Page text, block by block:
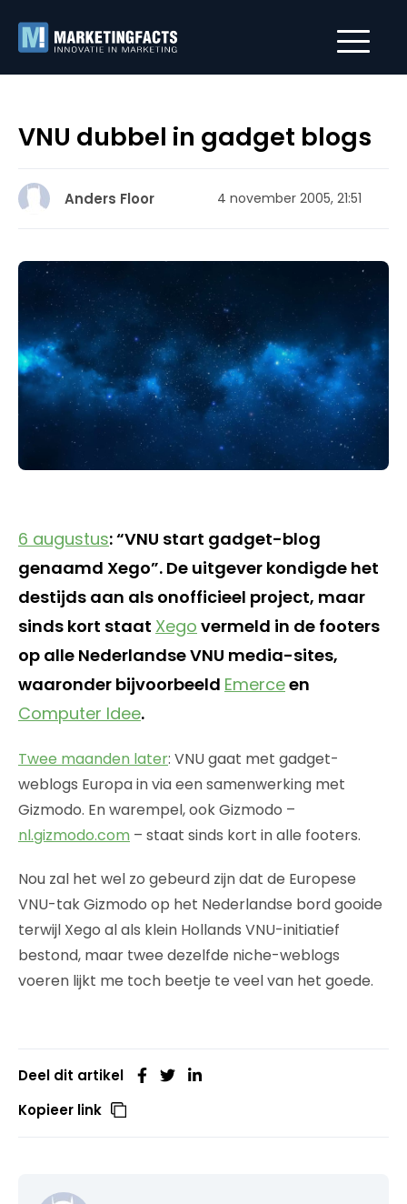
VNU dubbel in gadget blogs
Anders Floor 4 november 2005, 21:51
6 augustus: “VNU start gadget-blog
genaamd Xego”. De uitgever kondigde het
destijds aan als onofficieel project, maar
sinds kort staat Xego vermeld in de footers
op alle Nederlandse VNU media-sites,
waaronder bijvoorbeeld Emerceen
Computer Idee.
Twee maanden later: VNU gaat met gadget-
weblogs Europa in via een samenwerking met
Gizmodo. En warempel, ook Gizmodo –
nl.gizmodo.com – staat sinds kort in alle footers.
Nou zal het wel zo gebeurd zijn dat de Europese
VNU-tak Gizmodo op het Nederlandse bord gooide
terwijl Xego al als klein Hollands VNU-initiatief
bestond, maar twee dezelfde niche-weblogs
voeren lijkt me toch beetje te veel van het goede.
Deel dit artikel
Kopieer link